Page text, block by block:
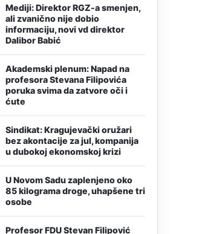
Mediji: Direktor RGZ-a smenjen,
ali zvanično nije dobio
informaciju, novi vd direktor
Dalibor Babić
Akademski plenum: Napad na
profesora Stevana Filipovića
poruka svima da zatvore oči i
ćute
Sindikat: Kragujevački oružari
bez akontacije za jul, kompanija
u dubokoj ekonomskoj krizi
U Novom Sadu zaplenjeno oko
85 kilograma droge, uhapšene tri
osobe
Profesor FDU Stevan Filipović